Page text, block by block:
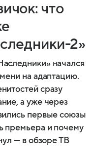
что
2»
начался
на адаптацию.
сразу
а уже через
первые союзы
премьера и почему
— в обзоре ТВ